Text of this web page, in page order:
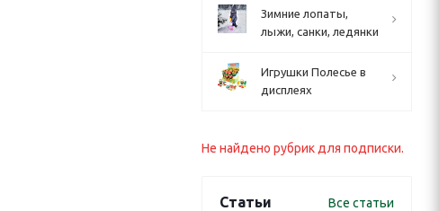
Зимние лопаты,
лыжи, санки, ледянки
Игрушки Полесье в
дисплеях
Не найдено рубрик для подписки.
Статьи Все статьи